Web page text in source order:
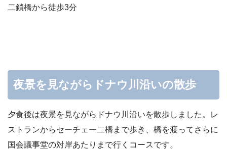
二鎖橋から徒歩3分
夜景を見ながらドナウ川沿いの散歩
夕食後は夜景を見ながらドナウ川沿いを散歩しました。レ
ストランからセーチェー二橋まで歩き、橋を渡ってさらに
国会議事堂の対岸あたりまで行くコースです。